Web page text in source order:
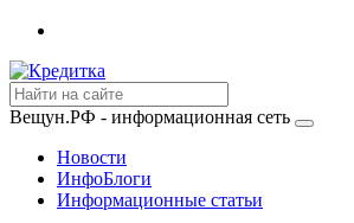
Вещун.РФ - информационная сеть
Новости
ИнфоБлоги
Информационные статьи